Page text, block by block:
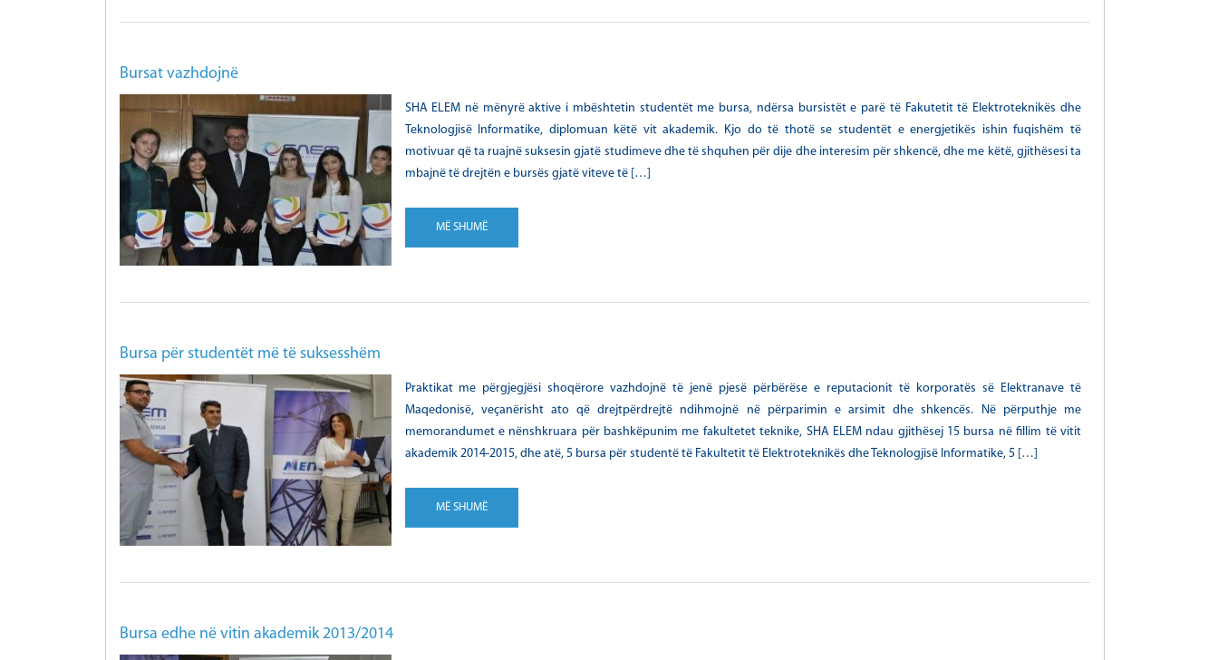
Bursat vazhdojnë
SHA ELEM në mënyrë aktive i mbështetin studentët me bursa, ndërsa bursistët e parë të Fakutetit të Elektroteknikës dhe
Teknologjisë Informatike, diplomuan këtë vit akademik. Kjo do të thotë se studentët e energjetikës ishin fuqishëm të
motivuar që ta ruajnë suksesin gjatë studimeve dhe të shquhen për dije dhe interesim për shkencë, dhe me këtë, gjithësesi ta
mbajnë të drejtën e bursës gjatë viteve të […]
MË SHUMË
Bursa për studentët më të suksesshëm
Praktikat me përgjegjësi shoqërore vazhdojnë të jenë pjesë përbërëse e reputacionit të korporatës së Elektranave të
Maqedonisë, veçanërisht ato që drejtpërdrejtë ndihmojnë në përparimin e arsimit dhe shkencës. Në përputhje me
memorandumet e nënshkruara për bashkëpunim me fakultetet teknike, SHA ELEM ndau gjithësej 15 bursa në fillim të vitit
akademik 2014-2015, dhe atë, 5 bursa për studentë të Fakultetit të Elektroteknikës dhe Teknologjisë Informatike, 5 […]
MË SHUMË
Bursa edhe në vitin akademik 2013/2014